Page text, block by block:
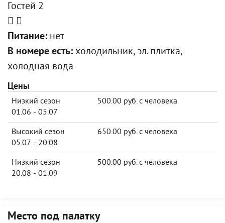
Гостей 2
Питание: нет
В номере есть: холодильник, эл. плитка,
холодная вода
Цены
Низкий сезон
01.06 - 05.07
500.00 руб. с человека
Высокий сезон
05.07 - 20.08
650.00 руб. с человека
Низкий сезон
20.08 - 01.09
500.00 руб. с человека
Место под палатку